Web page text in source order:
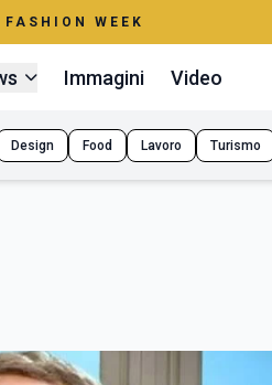
WEEK
Immagini Video
Design Food Lavoro Turismo